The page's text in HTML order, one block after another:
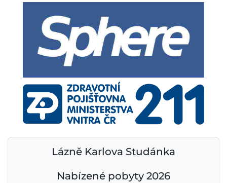
Lázně Karlova Studánka
Nabízené pobyty 2026